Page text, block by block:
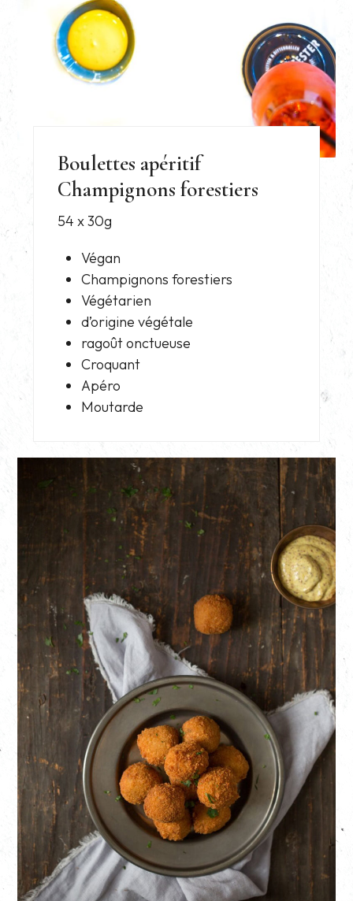
Boulettes apéritif
Champignons forestiers
54 x 30g
Végan
Champignons forestiers
Végétarien
d’origine végétale
ragoût onctueuse
Croquant
Apéro
Moutarde